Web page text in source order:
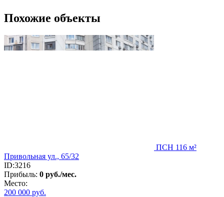
Похожие объекты
ПСН 116 м²
Привольная ул., 65/32
ID:3216
Прибыль: 0 руб./мес.
Место:
200 000 руб.